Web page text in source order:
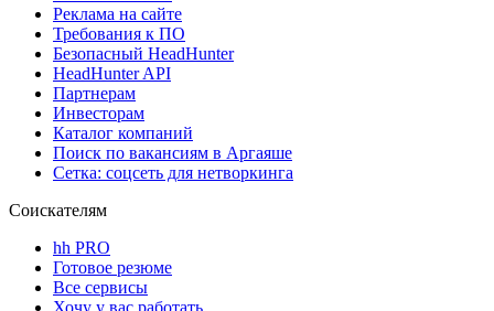
Реклама на сайте
Требования к ПО
Безопасный HeadHunter
HeadHunter API
Партнерам
Инвесторам
Каталог компаний
Поиск по вакансиям в Аргаяше
Сетка: соцсеть для нетворкинга
Соискателям
hh PRO
Готовое резюме
Все сервисы